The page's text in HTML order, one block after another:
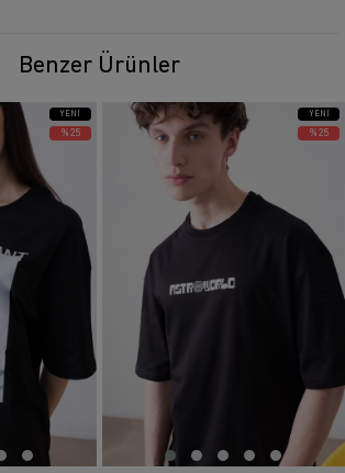
Benzer Ürünler
YENI
ÜRÜN
%25
YENI
ÜRÜN
%25